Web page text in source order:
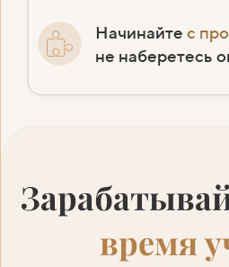
Начинайте с
не наберетесь
время